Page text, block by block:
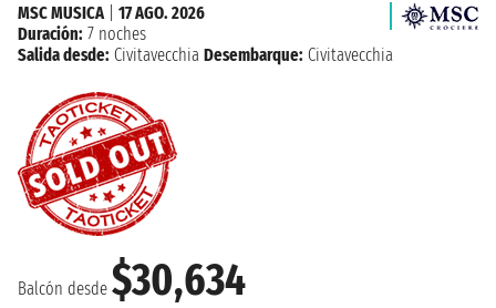
Balcón desde $30,634
MSC MUSICA
17 AGO. 2026
Duración: 7 noches
Salida desde: Civitavecchia Desembarque: Civitavecchia